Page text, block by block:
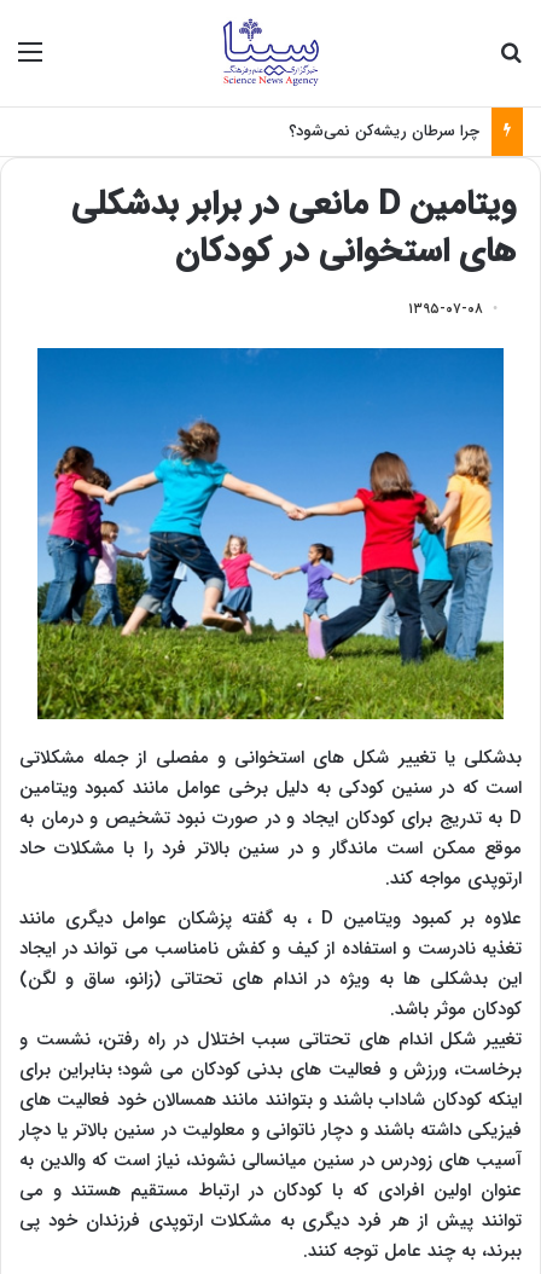
چرا سرطان ریشه‌کن نمی‌شود؟
ویتامین D مانعی در برابر بدشکلی
های استخوانی در کودکان
۱۳۹۵-۰۷-۰۸
بدشکلی یا تغییر شکل های استخوانی و مفصلی از جمله مشکلاتی
است که در سنین کودکی به دلیل برخی عوامل مانند کمبود ویتامین
D به تدریج برای کودکان ایجاد و در صورت نبود تشخیص و درمان به
موقع ممکن است ماندگار و در سنین بالاتر فرد را با مشکلات حاد
ارتوپدی مواجه کند.
علاوه بر کمبود ویتامین D ، به گفته پزشکان عوامل دیگری مانند
تغذیه نادرست و استفاده از کیف و کفش نامناسب می تواند در ایجاد
این بدشکلی ها به ویژه در اندام های تحتاتی (زانو، ساق و لگن)
کودکان موثر باشد.
تغییر شکل اندام های تحتاتی سبب اختلال در راه رفتن، نشست و
برخاست، ورزش و فعالیت های بدنی کودکان می شود؛ بنابراین برای
اینکه کودکان شاداب باشند و بتوانند مانند همسالان خود فعالیت های
فیزیکی داشته باشند و دچار ناتوانی و معلولیت در سنین بالاتر یا دچار
آسیب های زودرس در سنین میانسالی نشوند، نیاز است که والدین به
عنوان اولین افرادی که با کودکان در ارتباط مستقیم هستند و می
توانند پیش از هر فرد دیگری به مشکلات ارتوپدی فرزندان خود پی
ببرند، به چند عامل توجه کنند.